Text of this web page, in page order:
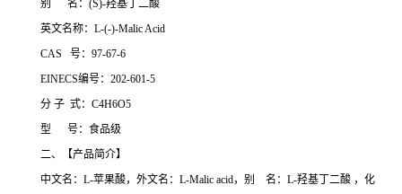
别 名：(S)-羟基丁二酸
英文名称：L-(-)-Malic Acid
CAS 号：97-67-6
EINECS编号：202-601-5
分 子 式：C4H6O5
型 号：食品级
二、【产品简介】
中文名：L-苹果酸，外文名：L-Malic acid，别 名：L-羟基丁二酸 ，化